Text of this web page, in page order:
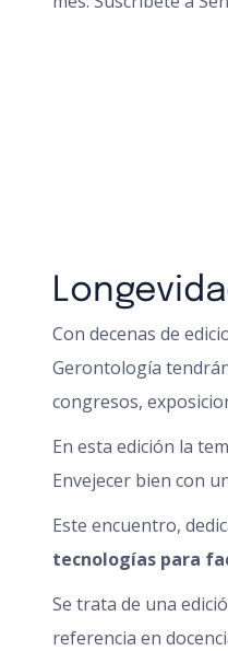
Con decenas de
Gerontología
congresos,
En esta edición la
Envejecer bien con
Este encuentro,
tecnologías para
Se trata de una
referencia en